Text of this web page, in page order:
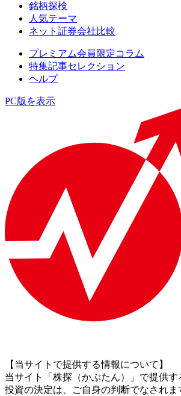
銘柄探検
人気テーマ
ネット証券会社比較
プレミアム会員限定コラム
特集記事セレクション
ヘルプ
PC版を表示
【当サイトで提供する情報について】
当サイト「株探（かぶたん）」で提供
投資の決定は、ご自身の判断でなされま